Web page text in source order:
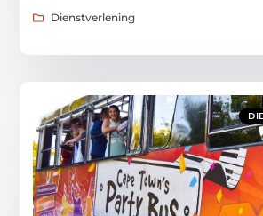
Dienstverlening